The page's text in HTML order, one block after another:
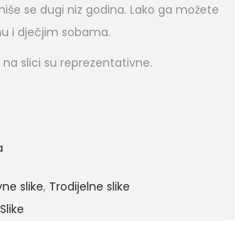
se dugi niz godina. Lako ga možete
i dječjim sobama.
slici su reprezentativne.
slike, Trodijelne slike
Slike